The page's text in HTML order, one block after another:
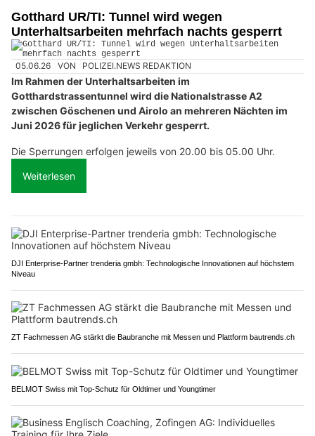
Gotthard UR/TI: Tunnel wird wegen
Unterhaltsarbeiten mehrfach nachts gesperrt
05.06.26 VON POLIZEI.NEWS REDAKTION
Im Rahmen der Unterhaltsarbeiten im
Gotthardstrassentunnel wird die Nationalstrasse A2
zwischen Göschenen und Airolo an mehreren Nächten im
Juni 2026 für jeglichen Verkehr gesperrt.
Die Sperrungen erfolgen jeweils von 20.00 bis 05.00 Uhr.
Weiterlesen
DJI Enterprise-Partner trenderia gmbh: Technologische Innovationen auf höchstem
Niveau
ZT Fachmessen AG stärkt die Baubranche mit Messen und Plattform bautrends.ch
BELMOT Swiss mit Top-Schutz für Oldtimer und Youngtimer